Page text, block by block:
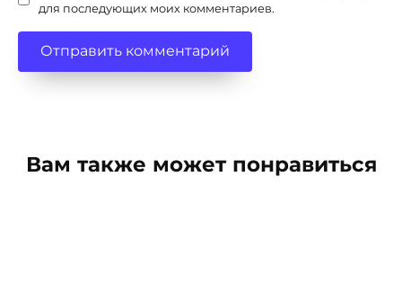
для последующих моих комментариев.
Вам также может понравиться